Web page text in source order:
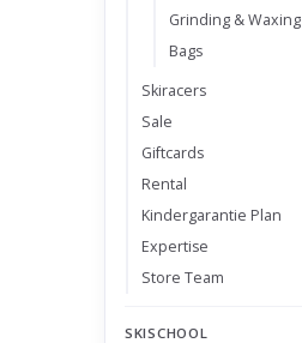
Grinding & Waxing
Bags
Skiracers
Sale
Giftcards
Rental
Kindergarantie Plan
Expertise
Store Team
SKISCHOOL